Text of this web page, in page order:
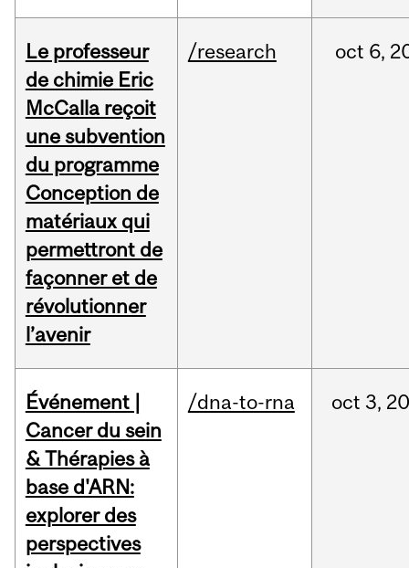
Le professeur
de chimie Eric
McCalla reçoit
une subvention
du programme
Conception de
matériaux qui
permettront de
façonner et de
révolutionner
l’avenir
/research oct 6,
Événement |
Cancer du sein
& Thérapies à
base d'ARN:
explorer des
perspectives
/dna-to-rna oct 3,